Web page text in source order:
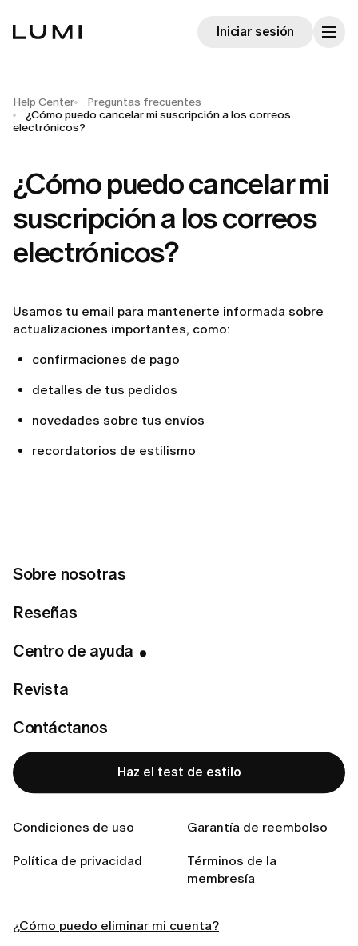
Sobre nosotras
Reseñas
Centro de ayuda
Revista
Contáctanos
Haz el test de estilo
Condiciones de uso Garantía de reembolso
Política de privacidad
Términos de la
membresía
Iniciar sesión
Help Center
Preguntas frecuentes
¿Cómo puedo cancelar mi suscripción a los correos
electrónicos?
¿Cómo puedo cancelar mi
suscripción a los correos
electrónicos?
Usamos tu email para mantenerte informada sobre
actualizaciones importantes, como:
confirmaciones de pago
detalles de tus pedidos
novedades sobre tus envíos
recordatorios de estilismo
Desliza hasta el final del correo.
Haz clic en el enlace de
Tus preferencias se actualizarán
automáticamente.
suscribirte en los ajustes de tu perfil.
Related articles
Cómo iniciar sesión en la App LUMI
¿Cómo puedo eliminar mi cuenta?